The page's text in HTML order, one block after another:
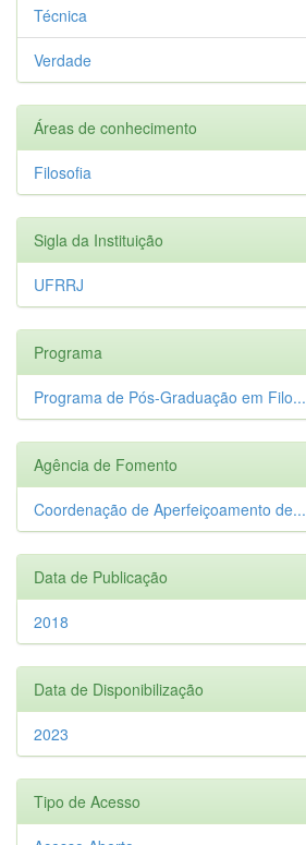
Técnica
Verdade
Áreas de conhecimento
Filosofia
Sigla da Instituição
UFRRJ
Programa
Programa de Pós-Graduação em Filo...
Agência de Fomento
Coordenação de Aperfeiçoamento de...
Data de Publicação
2018
Data de Disponibilização
2023
Tipo de Acesso